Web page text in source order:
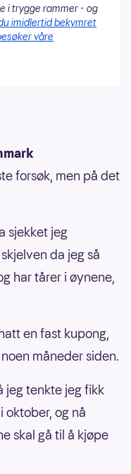
i trygge rammer - og
imidlertid bekymret
våre
forsøk, men på det
sjekket jeg
da jeg så
har tårer i øynene,
en fast kupong,
måneder siden.
jeg tenkte jeg fikk
oktober, og nå
skal gå til å kjøpe